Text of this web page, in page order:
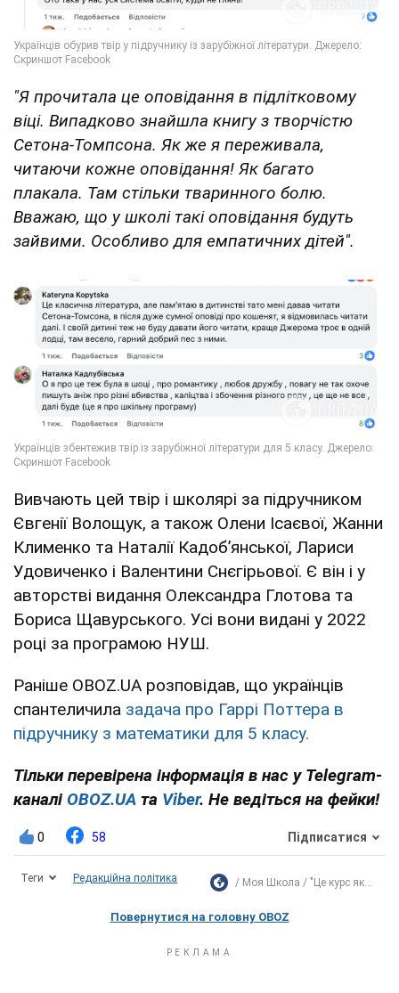
"Я прочитала це оповідання в підлітковому
віці. Випадково знайшла книгу з творчістю
Сетона-Томпсона. Як же я переживала,
читаючи кожне оповідання! Як багато
плакала. Там стільки тваринного болю.
Вважаю, що у школі такі оповідання будуть
зайвими. Особливо для емпатичних дітей".
Вивчають цей твір і школярі за підручником
Євгенії Волощук, а також Олени Ісаєвої, Жанни
Клименко та Наталії Кадобʼянської, Лариси
Удовиченко і Валентини Снєгірьової. Є він і у
авторстві видання Олександра Глотова та
Бориса Щавурського. Усі вони видані у 2022
році за програмою НУШ.
Раніше OBOZ.UA розповідав, що українців
спантеличила задача про Гаррі Поттера в
підручнику з математики для 5 класу.
Тільки перевірена інформація в нас у Telegram-
каналі OBOZ.UA та Viber. Не ведіться на фейки!
0 58 Підписатися
Теги Редакційна політика Моя Школа "Це курс як...
Повернутися на головну OBOZ